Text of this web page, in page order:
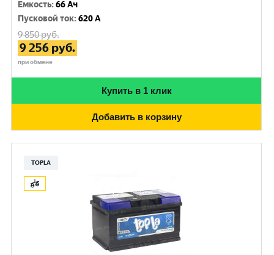
Емкость:66 Ач
Пусковой ток:620 A
9 850руб.
9 256 руб.
при обмене
Купить в 1 клик
Добавить в корзину
TOPLA